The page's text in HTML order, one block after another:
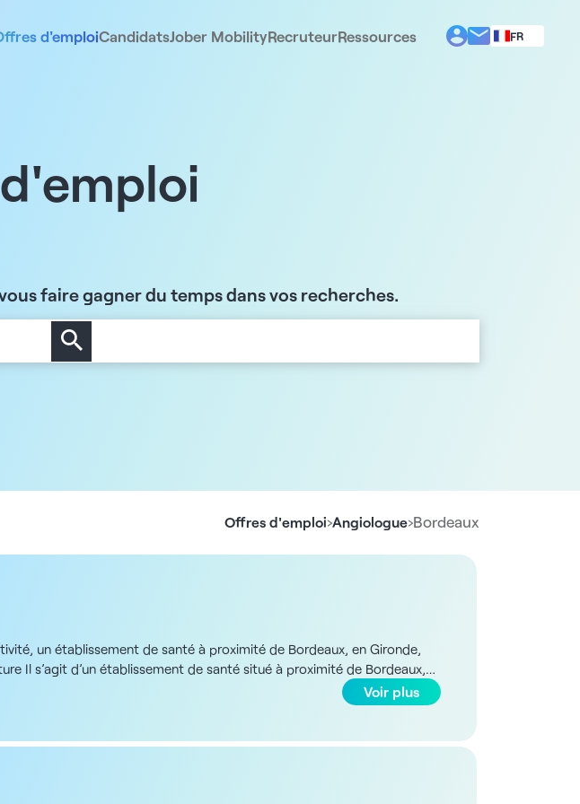
d'emploiCandidatsJober MobilityRecruteurRessources
FR
faire gagner du temps dans vos recherches.
Offres d'emploi›Angiologue›Bordeaux
un établissement de santé à proximité de Bordeaux, en Gironde,
Il s’agit d’un établissement de santé situé à proximité de Bordeaux,
pluridisciplinaire et développe actuellement un projet de plateau
51, soit entre 80 000 et 115 000€ brut/an, en fonction de
greffes de peau - Collaboration multidisciplinaire avec le chirurgien
de Bordeaux et bonnes liaisons de transports Le petit truc en
Voir plus